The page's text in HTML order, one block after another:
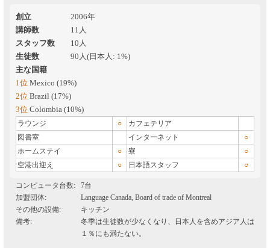
創立
2006年
講師数
11人
スタッフ数
10人
生徒数
90人(日本人: 1%)
主な国籍
1位 Mexico (19%)
2位 Brazil (17%)
3位 Colombia (10%)
ラウンジ ○
カフェテリア
図書室
インターネット
○
ホームステイ
○ 寮
○
空港出迎え
○ 日本語スタッフ ○
コンピュータ台数
7台
加盟団体
Language Canada, Board of trade of Montreal
その他の設備
キッチン
備考
冬季は生徒数が少なくなり、日本人を含めアジア人は
１％にも満たない。